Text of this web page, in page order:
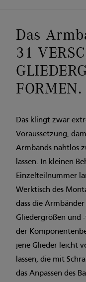
Das
31
FORMEN.
Das klingt zwar
Voraussetzung,
Armbands nahtlos
lassen. In kleinen
Einzelteilnummer
Werktisch des
dass die
Gliedergrößen und
der
jene Glieder leicht
lassen, die mit
das Anpassen des